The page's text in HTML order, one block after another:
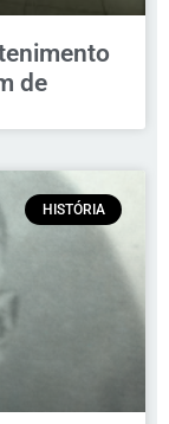
de
HISTÓRIA